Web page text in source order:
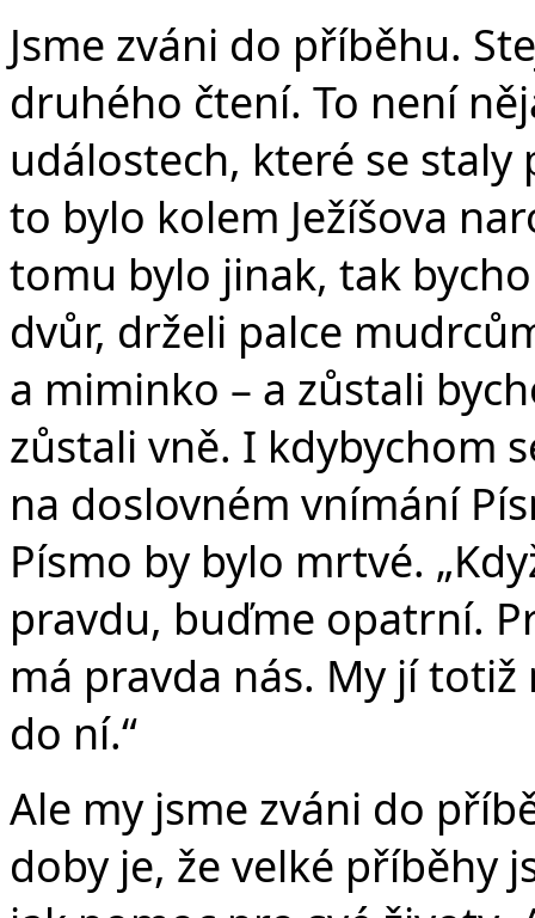
Jsme zváni do příběhu.
druhého čtení. To není
událostech, které se staly
to bylo kolem Ježíšova
tomu bylo jinak, tak
dvůr, drželi palce
a miminko – a zůstali
zůstali vně. I kdybychom
na doslovném vnímání
Písmo by bylo mrtvé.
pravdu, buďme opatrní.
má pravda nás. My jí
do ní.“
Ale my jsme zváni do
doby je, že velké příběhy